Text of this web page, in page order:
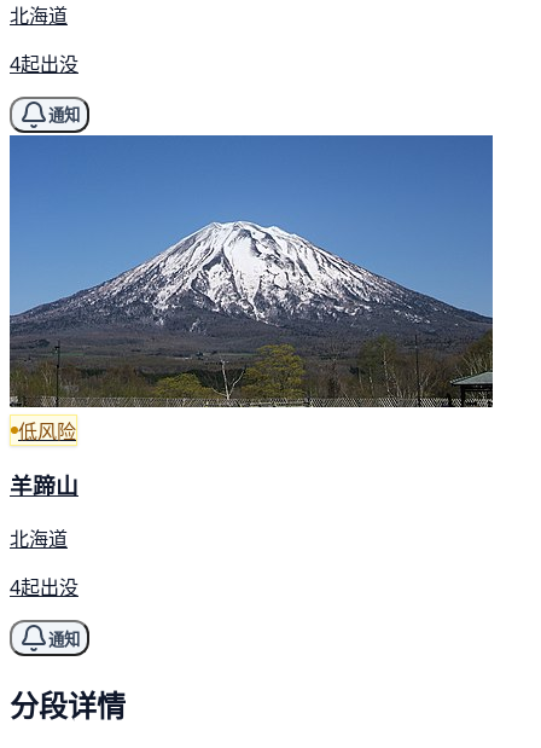
北海道
4起出没
通知
低风险
羊蹄山
北海道
4起出没
通知
分段详情